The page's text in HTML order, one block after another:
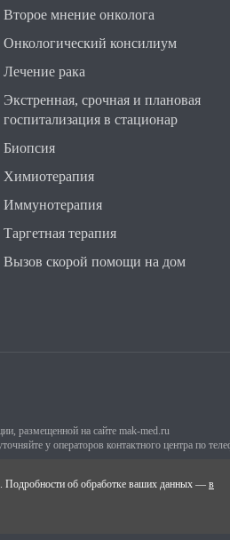
Второе мнение онколога
Онкологический консилиум
Лечение рака
Экстренная, срочная и плановая
госпитализация в стационар
Биопсия
Химиотерапия
Иммунотерапия
Таргетная терапия
Вызов скорой помощи на дом
размещенной на сайте mak-med.ru
у операторов контактного центра по
от 28.12.2023
Подробности об обработке ваших данных — в